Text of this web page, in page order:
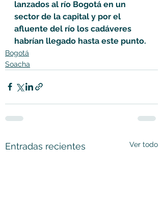
lanzados al río Bogotá en un
sector de la capital y por el
afluente del río los cadáveres
habrían llegado hasta este punto.
Bogotá
Soacha
Entradas recientes Ver todo